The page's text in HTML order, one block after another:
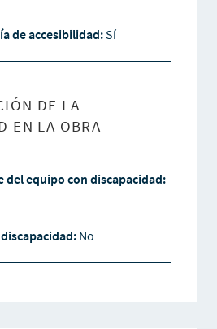
de accesibilidad:Sí
DE LA
EN LA OBRA
del equipo con discapacidad:
No